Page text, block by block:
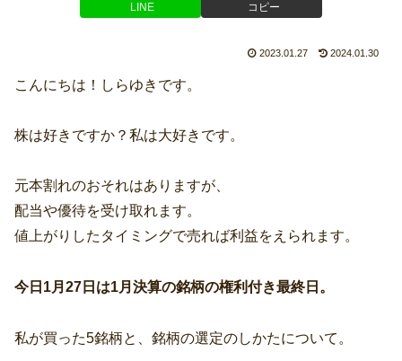
LINE コピー
2023.01.27 2024.01.30
こんにちは！しらゆきです。
株は好きですか？私は大好きです。
元本割れのおそれはありますが、
配当や優待を受け取れます。
値上がりしたタイミングで売れば利益をえられます。
今日1月27日は1月決算の銘柄の権利付き最終日。
私が買った5銘柄と、銘柄の選定のしかたについて。